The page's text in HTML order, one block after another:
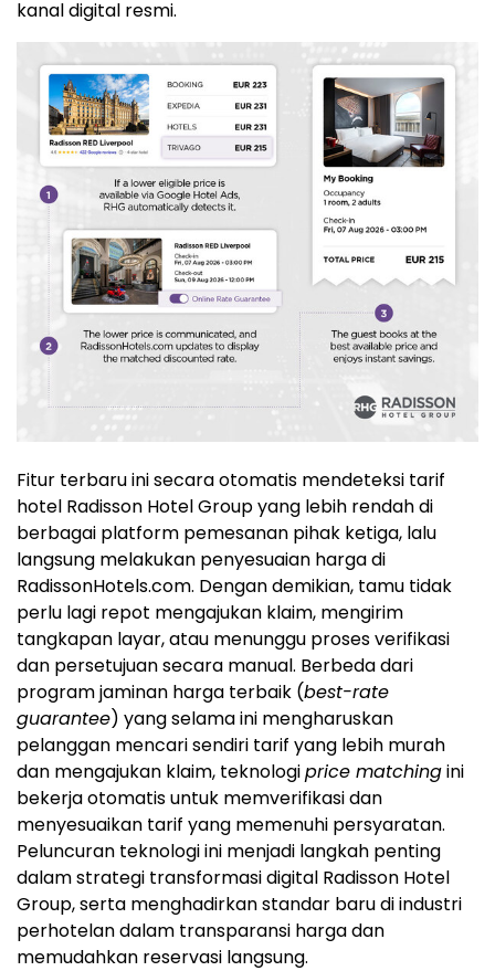
kanal digital resmi.
Fitur terbaru ini secara otomatis mendeteksi tarif
hotel Radisson Hotel Group yang lebih rendah di
berbagai platform pemesanan pihak ketiga, lalu
langsung melakukan penyesuaian harga di
RadissonHotels.com. Dengan demikian, tamu tidak
perlu lagi repot mengajukan klaim, mengirim
tangkapan layar, atau menunggu proses verifikasi
dan persetujuan secara manual. Berbeda dari
program jaminan harga terbaik (best-rate
guarantee) yang selama ini mengharuskan
pelanggan mencari sendiri tarif yang lebih murah
dan mengajukan klaim, teknologiprice matchingini
bekerja otomatis untuk memverifikasi dan
menyesuaikan tarif yang memenuhi persyaratan.
Peluncuran teknologi ini menjadi langkah penting
dalam strategi transformasi digital Radisson Hotel
Group, serta menghadirkan standar baru di industri
perhotelan dalam transparansi harga dan
memudahkan reservasi langsung.